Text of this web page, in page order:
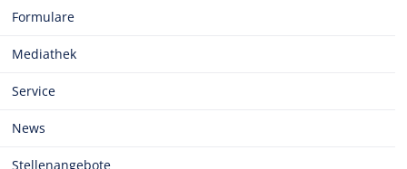
Formulare
Mediathek
Service
News
Stellenangebote